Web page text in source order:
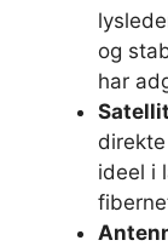
og
har
ideel i